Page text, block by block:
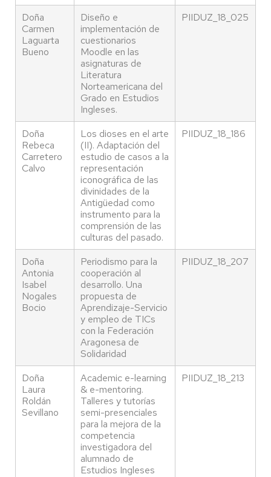
Doña
Carmen
Laguarta
Bueno
Diseño e
implementación de
cuestionarios
Moodle en las
asignaturas de
Literatura
Norteamericana del
Grado en Estudios
Ingleses.
PIIDUZ_18_025
Doña
Rebeca
Carretero
Calvo
Los dioses en el arte
(II). Adaptación del
estudio de casos a la
representación
iconográfica de las
divinidades de la
Antigüedad como
instrumento para la
comprensión de las
culturas del pasado.
PIIDUZ_18_186
Doña
Antonia
Isabel
Nogales
Bocio
Periodismo para la
cooperación al
desarrollo. Una
propuesta de
Aprendizaje-Servicio
y empleo de TICs
con la Federación
Aragonesa de
Solidaridad
PIIDUZ_18_207
Doña
Laura
Roldán
Sevillano
Academic e-learning
& e-mentoring.
Talleres y tutorías
semi-presenciales
para la mejora de la
competencia
investigadora del
alumnado de
Estudios Ingleses
PIIDUZ_18_213